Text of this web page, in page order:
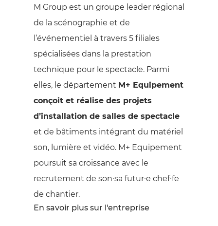
M Group est un groupe leader régional
de la scénographie et de
l’événementiel à travers 5 filiales
spécialisées dans la prestation
technique pour le spectacle. Parmi
elles, le département M+ Equipement
conçoit et réalise des projets
d’installation de salles de spectacle
et de bâtiments intégrant du matériel
son, lumière et vidéo. M+ Equipement
poursuit sa croissance avec le
recrutement de son·sa futur·e chef·fe
de chantier.
En savoir plus sur l'entreprise